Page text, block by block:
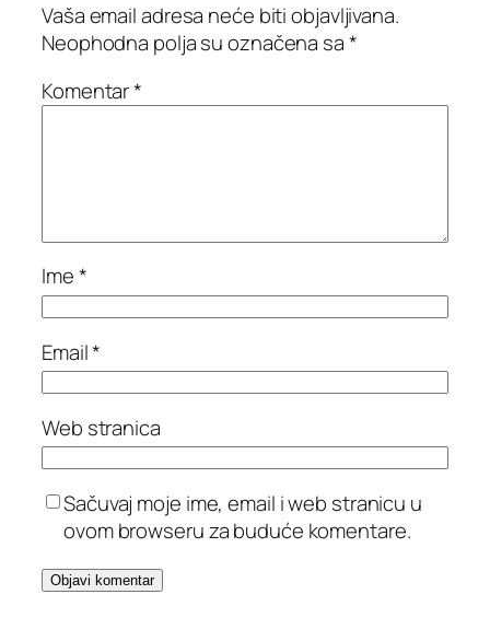
Vaša email adresa neće biti objavljivana.
Neophodna polja su označena sa*
Komentar*
Ime*
Email*
Web stranica
Sačuvaj moje ime, email i web stranicu u
ovom browseru za buduće komentare.